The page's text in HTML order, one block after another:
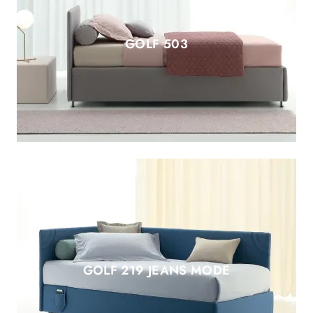
GOLF 503
GOLF 219 JEANS MODE